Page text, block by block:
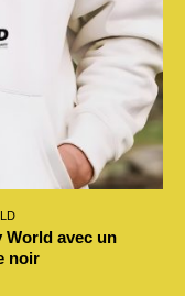
World avec un
noir